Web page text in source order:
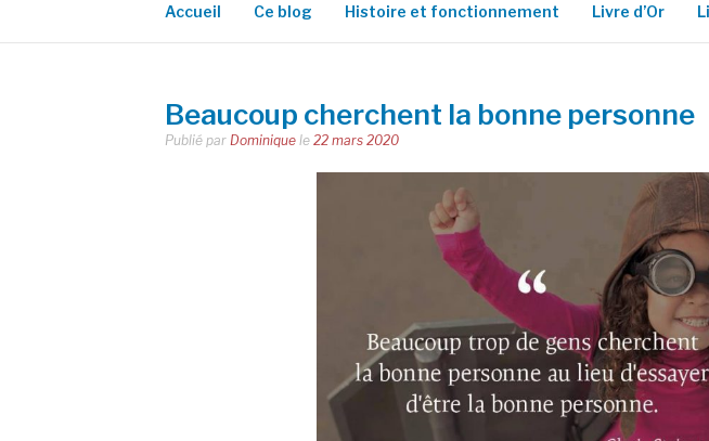
Accueil Ce blog Histoire et fonctionnement Livre d’Or
Beaucoup cherchent la bonne personne
Publié par Dominique le 22 mars 2020